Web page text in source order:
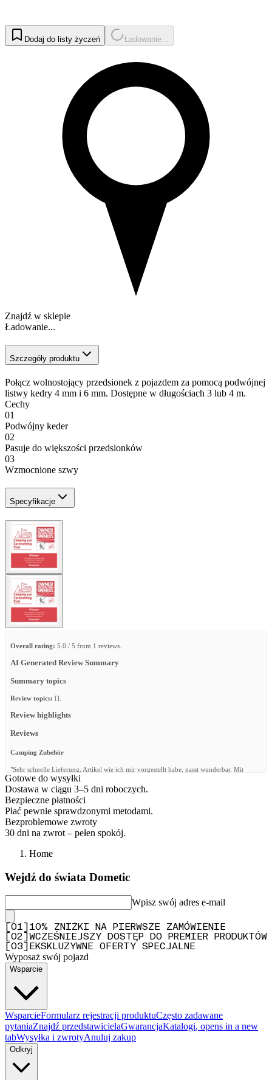
Dodaj do listy życzeń Ładowanie...
Znajdź w sklepie
Ładowanie...
Szczegóły produktu
Połącz wolnostojący przedsionek z pojazdem za pomocą podwójnej
listwy kedry 4 mm i 6 mm. Dostępne w długościach 3 lub 4 m.
Cechy
01
Podwójny keder
02
Pasuje do większości przedsionków
03
Wzmocnione szwy
Specyfikacje
Overall rating: 5.0 / 5 from 1 reviews.
AI Generated Review Summary
Summary topics
Review topics: [].
Review highlights
Reviews
Camping Zubehör
"Sehr schnelle Lieferung, Artikel wie ich mir vorgestellt habe, passt wunderbar. Mit
Sicherheit nicht die letzte Bestellung"
—W. P. (5/5)
Q&A
Gotowe do wysyłki
Dostawa w ciągu 3–5 dni roboczych.
Bezpieczne płatności
Płać pewnie sprawdzonymi metodami.
Bezproblemowe zwroty
30 dni na zwrot – pełen spokój.
Home
Wejdź do świata Dometic
Wpisz swój adres e-mail
01
10% ZNIŻKI NA PIERWSZE ZAMÓWIENIE
02
WCZEŚNIEJSZY DOSTĘP DO PREMIER PRODUKTÓW
03 EKSKLUZYWNE OFERTY SPECJALNE
Wyposaż swój pojazd
Wsparcie
WsparcieFormularz rejestracji produktuCzęsto zadawane
pytaniaZnajdź przedstawicielaGwarancjaKatalogi, opens in a new
tabWysyłka i zwrotyAnuluj zakup
Odkryj